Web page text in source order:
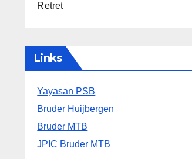
Retret
Links
Yayasan PSB
Bruder Huijbergen
Bruder MTB
JPIC Bruder MTB